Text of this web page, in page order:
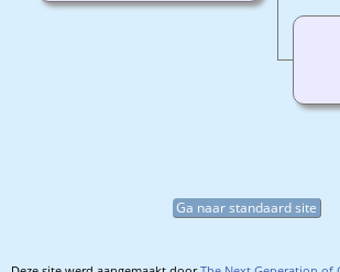
Ga naar standaard site